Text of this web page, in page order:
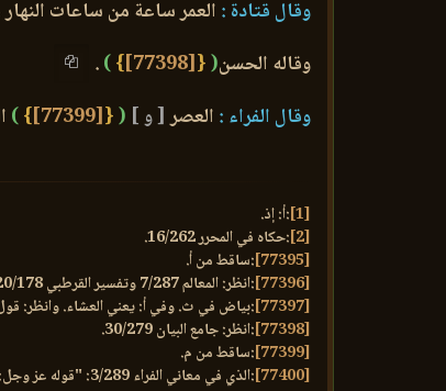
وقال قتادة :العمر ساعة من ساعات النهار
وقاله الحسن(
{
[77398]
}
)
.
وقال الفراء : العصر[ و ] (
{
[77399]
}
)
[1] :أ: إذ.
[2] :حكاه في المحرر 16/262.
[77395]
:ساقط من أ.
[77396]
:انظر: المعالم 7/287 وتفسير القرطبي 20/178.
[77397]
:بياض في ث. وفي أ: يعني العشاء. وانظر: قول قتادة في
[77398]
:انظر: جامع البيان 30/279.
[77399]
:ساقط من م.
[77400]
:الذي في معاني الفراء 3/289: "قوله عز وجل: ﴿والعصر﴾ وهو الدهر أقسم به".